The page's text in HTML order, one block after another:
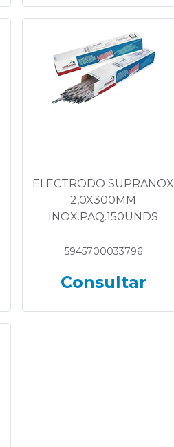
ELECTRODO SUPRANOX
2,0X300MM
INOX.PAQ.150UNDS
5945700033796
Consultar